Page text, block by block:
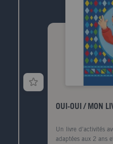
OUI-OUI / MON
Un livre d'activités
adaptées aux 2 ans